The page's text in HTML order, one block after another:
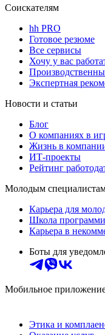
Соискателям
hh PRO
Готовое резюме
Все сервисы
Хочу у вас
Экспертная
Новости и статьи
Блог
О компаниях в
Жизнь в
ИТ-проекты
Рейтинг
Молодым
Карьера для
Школа
Карьера в
Боты для
Мобильное
Этика и